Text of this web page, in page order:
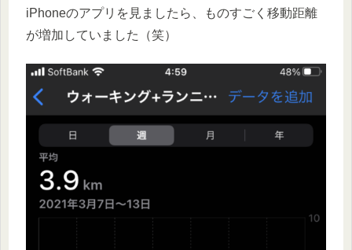
iPhoneのアプリを見ましたら、ものすごく移動距離
が増加していました（笑）